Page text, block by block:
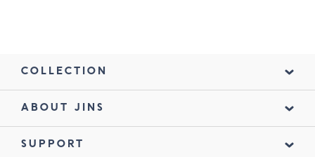
COLLECTION
ABOUT JINS
SUPPORT